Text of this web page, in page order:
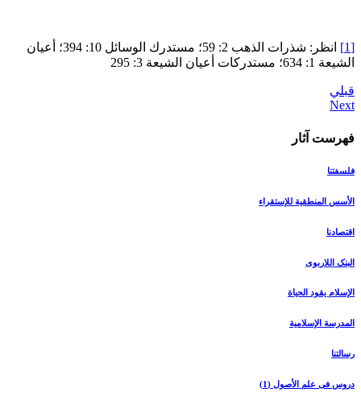
[1]
انظر: شذرات الذهب 2: 59؛ مستدرك الوسائل 10: 394؛ أعيان
الشيعة 1: 634؛ مستدركات أعيان الشيعة 3: 295
قبلي
فهرست آثار
فلسفتنا
الأسس المنطقیة للإستقراء
اقتصادنا
البنک اللاربوی
الإسلام یقود الحیاة
المدرسة الإسلامیة
رسالتنا
دروس فی علم الأصول (1)